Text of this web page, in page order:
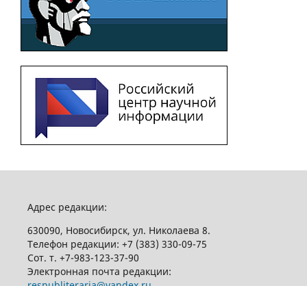
Адрес редакции:
630090, Новосибирск, ул. Николаева 8.
Телефон редакции: +7 (383) 330-09-75
Сот. т. +7-983-123-37-90
Электронная почта редакции: